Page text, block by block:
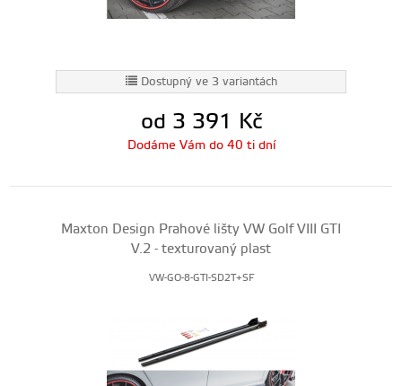
Dostupný ve 3 variantách
od 3 391 Kč
Dodáme Vám do 40 ti dní
Maxton Design Prahové lišty VW Golf VIII GTI
V.2 - texturovaný plast
VW-GO-8-GTI-SD2T+SF